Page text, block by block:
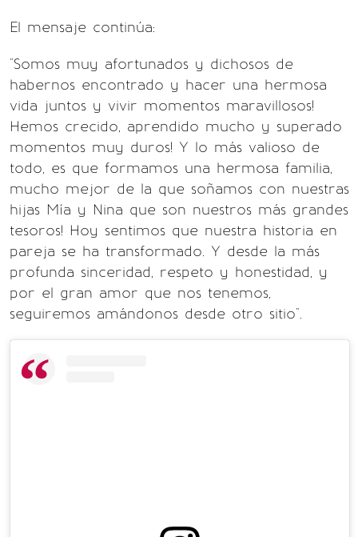
El mensaje continúa:
"Somos muy afortunados y dichosos de
habernos encontrado y hacer una hermosa
vida juntos y vivir momentos maravillosos!
Hemos crecido, aprendido mucho y superado
momentos muy duros! Y lo más valioso de
todo, es que formamos una hermosa familia,
mucho mejor de la que soñamos con nuestras
hijas Mía y Nina que son nuestros más grandes
tesoros! Hoy sentimos que nuestra historia en
pareja se ha transformado. Y desde la más
profunda sinceridad, respeto y honestidad, y
por el gran amor que nos tenemos,
seguiremos amándonos desde otro sitio".